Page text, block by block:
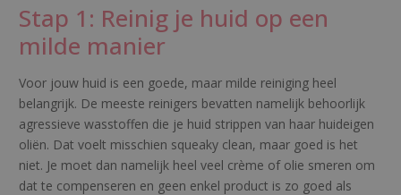
Stap 1: Reinig je huid op een
milde manier
Voor jouw huid is een goede, maar milde reiniging heel
belangrijk. De meeste reinigers bevatten namelijk behoorlijk
agressieve wasstoffen die je huid strippen van haar huideigen
oliën. Dat voelt misschien squeaky clean, maar goed is het
niet. Je moet dan namelijk heel veel crème of olie smeren om
dat te compenseren en geen enkel product is zo goed als